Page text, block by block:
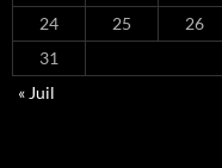
24
25 26
31
« Juil